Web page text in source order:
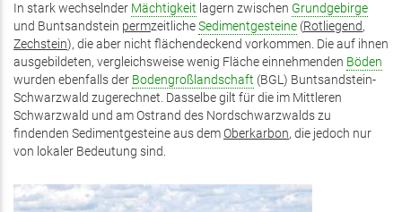
In stark wechselnder Mächtigkeit lagern zwischen Grundgebirge
und Buntsandstein permzeitlicheSedimentgesteine (Rotliegend,
Zechstein), die aber nicht flächendeckend vorkommen. Die auf ihnen
ausgebildeten, vergleichsweise wenig Fläche einnehmenden Böden
wurden ebenfalls der Bodengroßlandschaft (BGL) Buntsandstein-
Schwarzwald zugerechnet. Dasselbe gilt für die im Mittleren
Schwarzwald und am Ostrand des Nordschwarzwalds zu
findenden Sedimentgesteine aus demOberkarbon, die jedoch nur
von lokaler Bedeutung sind.